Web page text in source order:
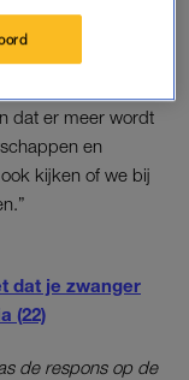
gaat het met name
en geboorten.
dat er meer wordt
en
kijken of we bij
dat je zwanger
(22)
de respons op de